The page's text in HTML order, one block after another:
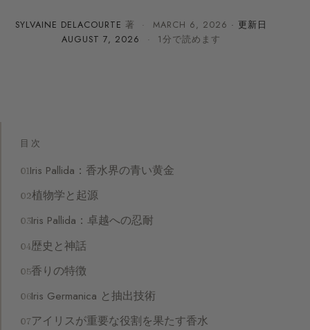
SYLVAINE DELACOURTE 著 · MARCH 6, 2026 · 更新日
AUGUST 7, 2026
· 1分で読めます
目次
Iris Pallida：香水界の青い黄金
植物学と起源
Iris Pallida：卓越への忍耐
歴史と神話
香りの特徴
Iris Germanica と抽出技術
アイリスが重要な役割を果たす香水